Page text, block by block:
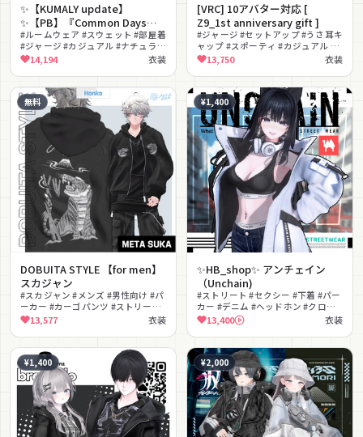
✨【KUMALY update】
✨【PB】『Common Days』
【22 Avatars】
#ルームウェア #スウェット #部屋着
#ジャージ #カジュアル #ナチュラル
#リラックス #ゆったり #デイリー
#MA対応
14,194 衣装
[VRC] 10アバター対応 [
Z9_1st anniversary gift ]
#ジャージ #セットアップ #うさ耳キ
ャップ #スポーティ #カジュアル #
ストリート #無料 #MA対応
#lilToon対応 #ツートン
13,750 衣装
無料
DOBUITA STYLE 【for men】
スカジャン
#スカジャン #メンズ #男性向け #パ
ーカー #カーゴパンツ #ストリート
#和柄 #ワイルド #横須賀 #無料
13,577 衣装
¥1,400
✨HB_shop✨ アンチェイン
（Unchain)
#ストリート #セクシー #下着 #パー
カー #デニム #ヘッドホン #クロッ
プトップ #lilToon対応 #PhysBone
対応 #へそ出し
13,400 衣装
¥1,400 ¥2,000